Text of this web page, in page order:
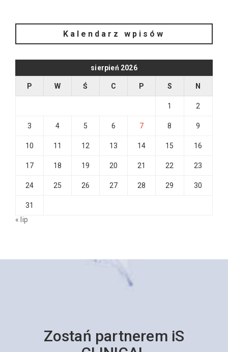
Kalendarz wpisów
sierpień 2026
P W Ś C P S N
1 2
3 4 5 6 7 8 9
10 11 12 13 14 15 16
17 18 19 20 21 22 23
24 25 26 27 28 29 30
31
« lip
Zostań partnerem iS